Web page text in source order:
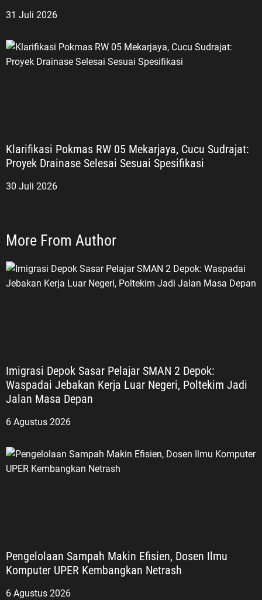
31 Juli 2026
Klarifikasi Pokmas RW 05 Mekarjaya, Cucu Sudrajat:
Proyek Drainase Selesai Sesuai Spesifikasi
30 Juli 2026
More From Author
Imigrasi Depok Sasar Pelajar SMAN 2 Depok:
Waspadai Jebakan Kerja Luar Negeri, Poltekim Jadi
6 Agustus 2026
Pengelolaan Sampah Makin Efisien, Dosen Ilmu
Komputer UPER Kembangkan Netrash
6 Agustus 2026